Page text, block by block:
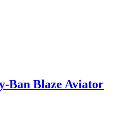
Ban Blaze Aviator